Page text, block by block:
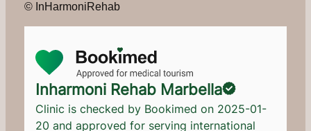
© InHarmoniRehab
Inharmoni Rehab Marbella
Clinic is checked by Bookimed on 2025-01-
20 and approved for serving international